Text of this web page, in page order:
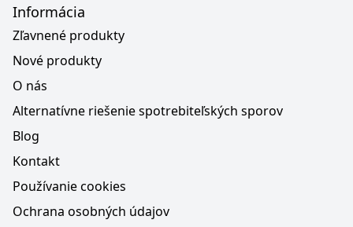
Informácia
Zľavnené produkty
Nové produkty
O nás
Alternatívne riešenie spotrebiteľských sporov
Blog
Kontakt
Používanie cookies
Ochrana osobných údajov